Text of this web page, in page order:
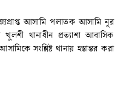
আসামি পলাতক আসামি নূর
থানাধীন প্রত্যাশা আবাসিক
সংশ্লিষ্ট থানায় হস্তান্তর করা